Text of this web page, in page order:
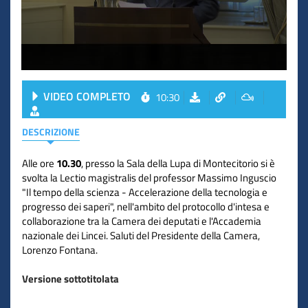
VIDEO COMPLETO 10:30
DESCRIZIONE
Alle ore 10.30, presso la Sala della Lupa di Montecitorio si è
svolta la Lectio magistralis del professor Massimo Inguscio
"Il tempo della scienza - Accelerazione della tecnologia e
progresso dei saperi", nell'ambito del protocollo d'intesa e
collaborazione tra la Camera dei deputati e l'Accademia
nazionale dei Lincei. Saluti del Presidente della Camera,
Lorenzo Fontana.
Versione sottotitolata